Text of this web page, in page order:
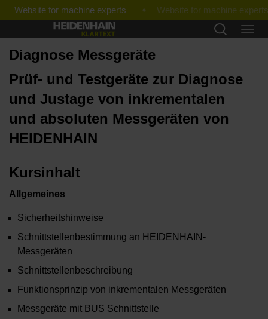
Website for machine experts
Diagnose Messgeräte
Prüf- und Testgeräte zur Diagnose
und Justage von inkrementalen
und absoluten Messgeräten von
HEIDENHAIN
Kursinhalt
Allgemeines
Sicherheitshinweise
Schnittstellenbestimmung an HEIDENHAIN-
Messgeräten
Schnittstellenbeschreibung
Funktionsprinzip von inkrementalen Messgeräten
Messgeräte mit BUS Schnittstelle